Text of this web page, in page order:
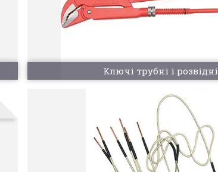
Ключі трубні і розвідні